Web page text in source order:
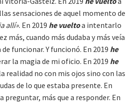
sensaciones de aquel momento de
allí». En 2019 he vueltoa intentarlo
más, cuando más dudaba y más veía
funcionar. Y funcionó. En 2019 he
la magia de mi oficio. En 2019 he
realidad no con mis ojos sino con las
de lo que estaba presente. En
preguntar, más que a responder. En